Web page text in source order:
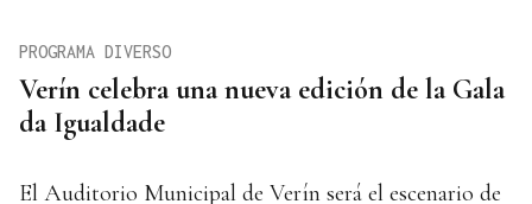
Verín celebra una nueva edición de la Gala
da Igualdade
PROGRAMA DIVERSO
El Auditorio Municipal de Verín será el escenario de